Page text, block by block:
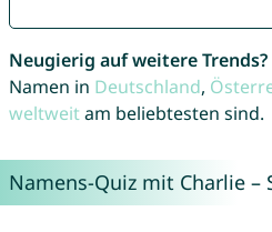
Neugierig auf weitere Trends?
Namen in Deutschland,
weltweitam beliebtesten sind.
Namens-Quiz mit Charlie –